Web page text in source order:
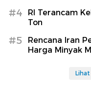
#4
RI Terancam
Ton
#5
Rencana Iran
Harga Minyak